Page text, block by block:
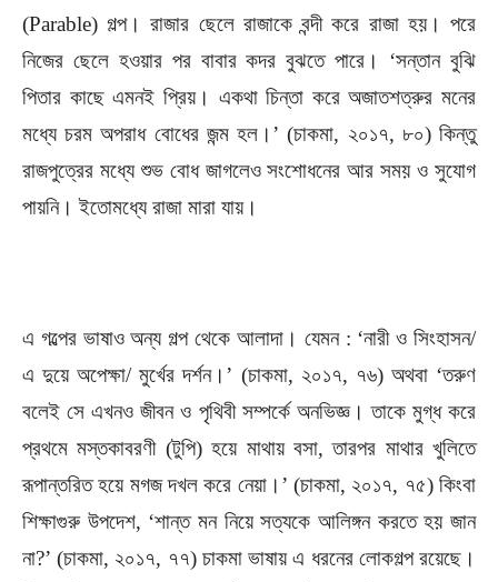
(Parable) গল্প। রাজার ছেলে রাজাকে বন্দী করে রাজা হয়। পরে
নিজের ছেলে হওয়ার পর বাবার কদর বুঝতে পারে। ‘সন্তান বুঝি
পিতার কাছে এমনই প্রিয়। একথা চিন্তা করে অজাতশত্রুর মনের
মধ্যে চরম অপরাধ বোধের জন্ম হল।’ (চাকমা, ২০১৭, ৮০) কিন্তু
রাজপুত্রের মধ্যে শুভ বোধ জাগলেও সংশোধনের আর সময় ও সুযোগ
পায়নি। ইতোমধ্যে রাজা মারা যায়।
এ গল্পের ভাষাও অন্য গল্প থেকে আলাদা। যেমন : ‘নারী ও সিংহাসন/
এ দুয়ে অপেক্ষা/ মুর্খের দর্শন।’ (চাকমা, ২০১৭, ৭৬) অথবা ‘তরুণ
বলেই সে এখনও জীবন ও পৃথিবী সম্পর্কে অনভিজ্ঞ। তাকে মুগ্ধ করে
প্রথমে মস্তকাবরণী (টুপি) হয়ে মাথায় বসা, তারপর মাথার খুলিতে
রূপান্তরিত হয়ে মগজ দখল করে নেয়া।’ (চাকমা, ২০১৭, ৭৫) কিংবা
শিক্ষাগুরু উপদেশ, ‘শান্ত মন নিয়ে সত্যকে আলিঙ্গন করতে হয় জান
না?’ (চাকমা, ২০১৭, ৭৭) চাকমা ভাষায় এ ধরনের লোকগল্প রয়েছে।